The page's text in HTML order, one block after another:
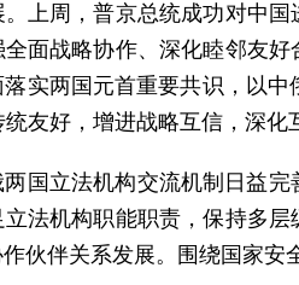
上周，普京总统成功对中
面战略协作、深化睦邻友
实两国元首重要共识，以
友好，增进战略互信，深
国立法机构交流机制日益
法机构职能职责，保持多
伙伴关系发展。围绕国家